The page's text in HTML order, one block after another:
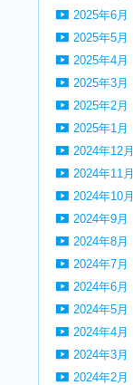
2025年6月
2025年5月
2025年4月
2025年3月
2025年2月
2025年1月
2024年12月
2024年11月
2024年10月
2024年9月
2024年8月
2024年7月
2024年6月
2024年5月
2024年4月
2024年3月
2024年2月